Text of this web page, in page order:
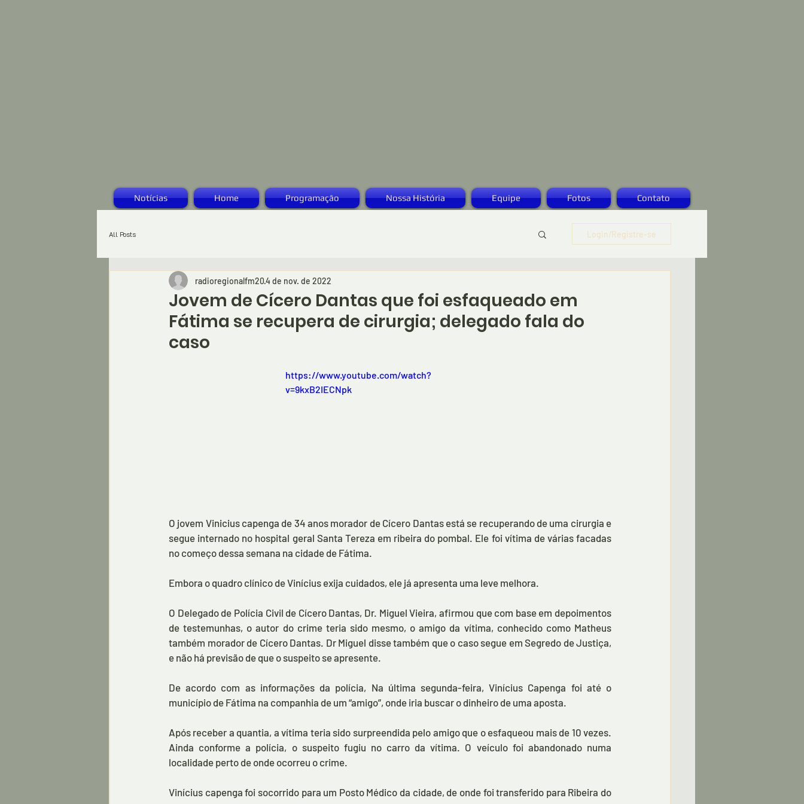
Notícias Home Programação Nossa História Equipe Fotos Contato
All Posts Login/Registre-se
Jovem de Cícero Dantas que foi esfaqueado em
Fátima se recupera de cirurgia; delegado fala do
caso
radioregionalfm204 de nov. de 2022
https://www.youtube.com/watch?
v=9kxB2IECNpk
O jovem Vinicius capenga de 34 anos morador de Cícero Dantas está se recuperando de uma cirurgia e
segue internado no hospital geral Santa Tereza em ribeira do pombal. Ele foi vítima de várias facadas
no começo dessa semana na cidade de Fátima.
Embora o quadro clínico de Vinícius exija cuidados, ele já apresenta uma leve melhora.
O Delegado de Polícia Civil de Cícero Dantas, Dr. Miguel Vieira, afirmou que com base em depoimentos
de testemunhas, o autor do crime teria sido mesmo, o amigo da vítima, conhecido como Matheus
também morador de Cícero Dantas. Dr Miguel disse também que o caso segue em Segredo de Justiça,
e não há previsão de que o suspeito se apresente.
De acordo com as informações da polícia, Na última segunda-feira, Vinícius Capenga foi até o
município de Fátima na companhia de um “amigo”, onde iria buscar o dinheiro de uma aposta.
Após receber a quantia, a vítima teria sido surpreendida pelo amigo que o esfaqueou mais de 10 vezes.
Ainda conforme a polícia, o suspeito fugiu no carro da vítima. O veículo foi abandonado numa
localidade perto de onde ocorreu o crime.
Vinícius capenga foi socorrido para um Posto Médico da cidade, de onde foi transferido para Ribeira do